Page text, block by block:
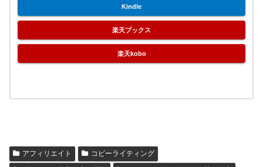
Kindle
楽天ブックス
楽天kobo
アフィリエイト
コピーライティング